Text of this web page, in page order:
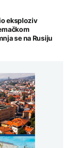
eksploziv
se na Rusiju